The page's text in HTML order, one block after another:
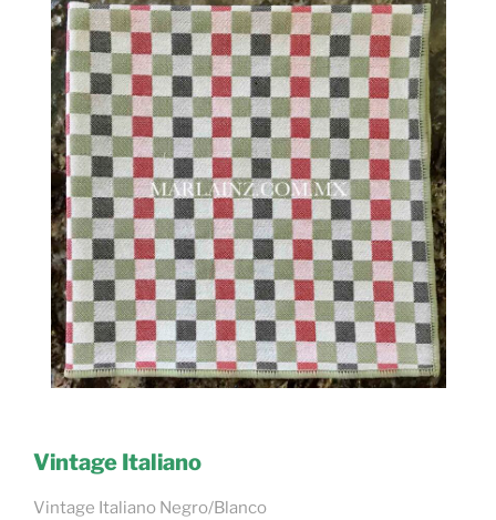
Vintage Italiano
Vintage Italiano Negro/Blanco